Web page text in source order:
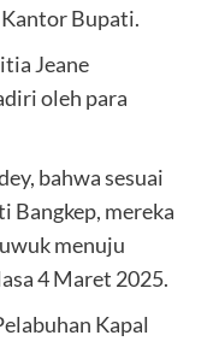
Bupati.
Jeane
oleh para
bahwa sesuai
Bangkep, mereka
menuju
4 Maret 2025.
Kapal